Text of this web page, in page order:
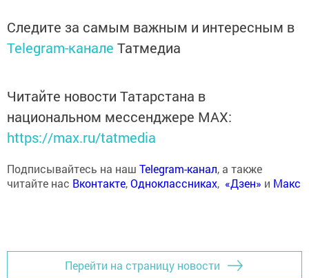
Следите за самым важным и интересным в
Telegram-канале Татмедиа
Читайте новости Татарстана в
национальном мессенджере MАХ:
https://max.ru/tatmedia
Подписывайтесь на наш Telegram-канал, а также
читайте нас Вконтакте,Одноклассниках, «Дзен» и Макс
Перейти на страницу новости